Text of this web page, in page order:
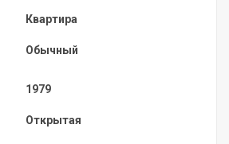
Квартира
Обычный
1979
Открытая